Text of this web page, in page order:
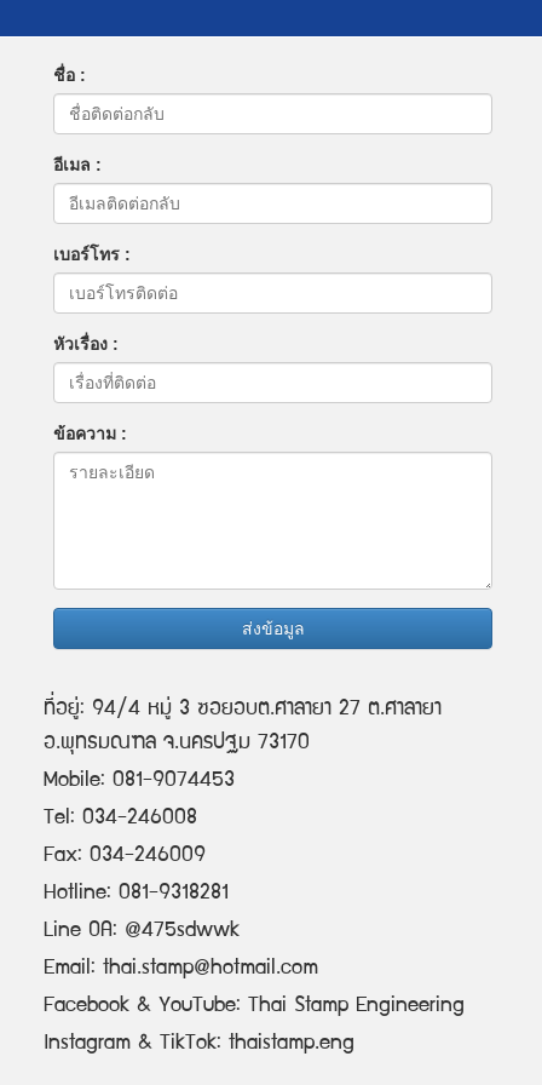
ชื่อ :
อีเมล :
เบอร์โทร :
หัวเรื่อง :
ข้อความ :
ส่งข้อมูล
ที่อยู่: 94/4 หมู่ 3 ซอยอบต.ศาลายา 27 ต.ศาลายา
อ.พุทธมณฑล จ.นครปฐม 73170
Mobile: 081-9074453
Tel: 034-246008
Fax: 034-246009
Hotline: 081-9318281
Line OA: @475sdwwk
Email: thai.stamp@hotmail.com
Facebook & YouTube: Thai Stamp Engineering
Instagram & TikTok: thaistamp.eng